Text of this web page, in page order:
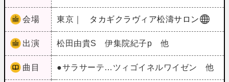
会場 東京｜ タカギクラヴィア松濤サロン
出演 松田由貴S 伊集院紀子p 他
曲目 ●サラサーテ…ツィゴイネルワイゼン 他